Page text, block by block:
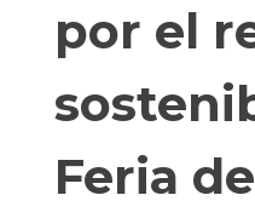
por el
Feria